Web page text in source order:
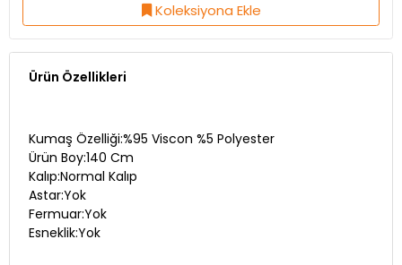
Koleksiyona Ekle
Ürün Özellikleri
Kumaş Özelliği:%95 Viscon %5 Polyester
Ürün Boy:140 Cm
Kalıp:Normal Kalıp
Astar:Yok
Fermuar:Yok
Esneklik:Yok